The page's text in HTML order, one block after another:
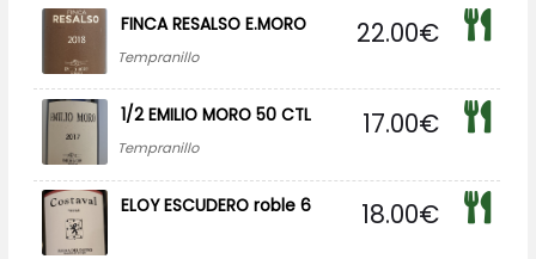
FINCA RESALSO E.MORO
Tempranillo
22.00€
1/2 EMILIO MORO 50 CTL
Tempranillo
17.00€
ELOY ESCUDERO roble 6 18.00€